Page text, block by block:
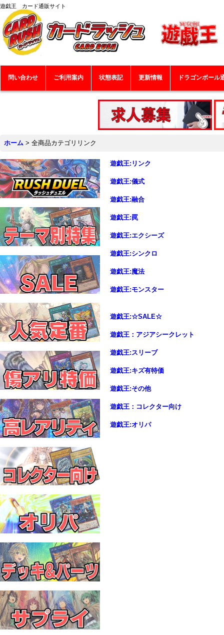
遊戯王 カード通販サイト
問い合わせ ご利用案内 状態表記 更新情報 ドラゴンボール
ホーム > 全商品カテゴリリンク
遊戯王:リンク
遊戯王:儀式
遊戯王:融合
遊戯王:罠
遊戯王:エクシーズ
遊戯王:シンクロ
遊戯王:魔法
遊戯王:モンスター
遊戯王:☆SALE☆
遊戯王：アジアシークレット
遊戯王:スリーブ
遊戯王:キズ有特価
遊戯王:その他
遊戯王：コレクター向け
遊戯王:オリパ